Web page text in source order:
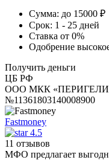
Сумма: до 15000 ₽
Срок: 1 - 25 дней
Ставка от 0%
Одобрение
Получить деньги
ЦБ РФ
ООО МКК
№11361803140008900
Fastmoney
4.5
11 отзывов
МФО предлагает